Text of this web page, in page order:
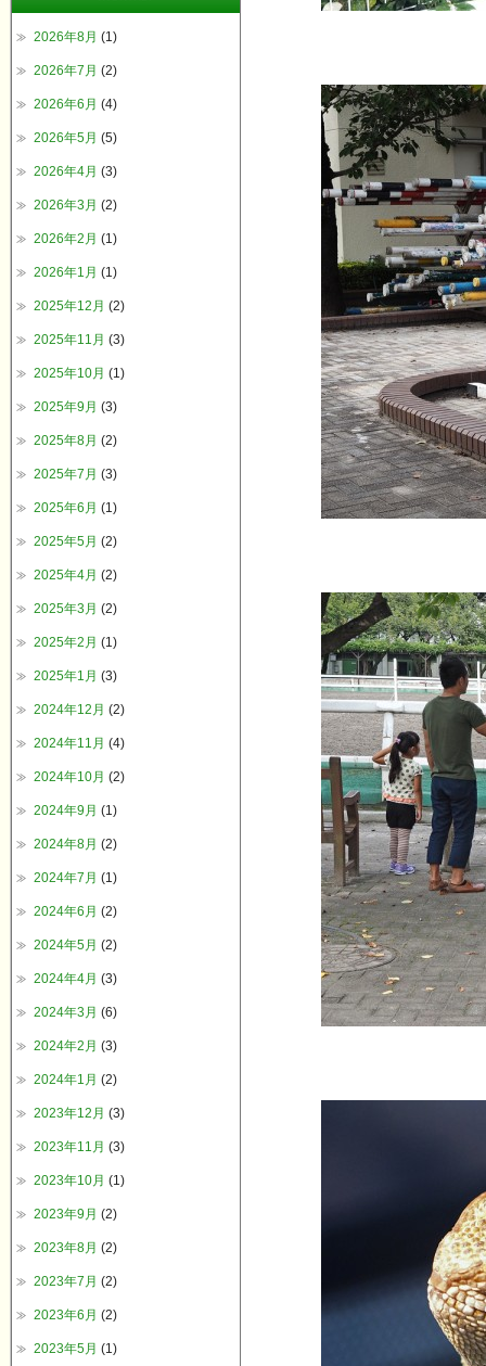
2026年8月 (1)
2026年7月 (2)
2026年6月 (4)
2026年5月 (5)
2026年4月 (3)
2026年3月 (2)
2026年2月 (1)
2026年1月 (1)
2025年12月 (2)
2025年11月 (3)
2025年10月 (1)
2025年9月 (3)
2025年8月 (2)
2025年7月 (3)
2025年6月 (1)
2025年5月 (2)
2025年4月 (2)
2025年3月 (2)
2025年2月 (1)
2025年1月 (3)
2024年12月 (2)
2024年11月 (4)
2024年10月 (2)
2024年9月 (1)
2024年8月 (2)
2024年7月 (1)
2024年6月 (2)
2024年5月 (2)
2024年4月 (3)
2024年3月 (6)
2024年2月 (3)
2024年1月 (2)
2023年12月 (3)
2023年11月 (3)
2023年10月 (1)
2023年9月 (2)
2023年8月 (2)
2023年7月 (2)
2023年6月 (2)
2023年5月 (1)